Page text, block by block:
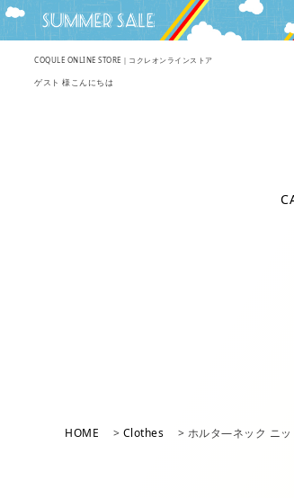
COQULE ONLINE STORE｜コクレオンラインストア
ゲスト 様こんにちは
HOME Clothes ホルタ―ネック ニッ